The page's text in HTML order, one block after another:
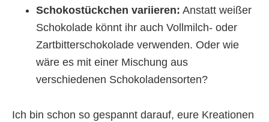
Schokostückchen variieren: Anstatt weißer
Schokolade könnt ihr auch Vollmilch- oder
Zartbitterschokolade verwenden. Oder wie
wäre es mit einer Mischung aus
verschiedenen Schokoladensorten?
Ich bin schon so gespannt darauf, eure Kreationen